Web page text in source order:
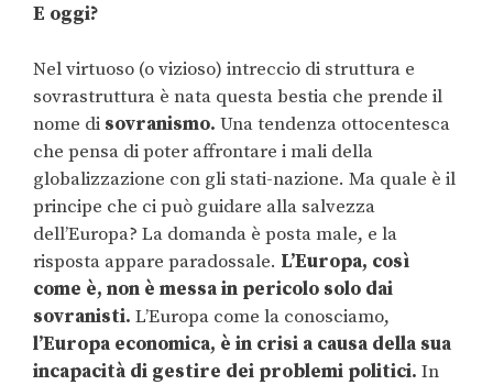
E oggi?
Nel virtuoso (o vizioso) intreccio di struttura e
sovrastruttura è nata questa bestia che prende il
nome di sovranismo. Una tendenza ottocentesca
che pensa di poter affrontare i mali della
globalizzazione con gli stati-nazione. Ma quale è il
principe che ci può guidare alla salvezza
dell’Europa? La domanda è posta male, e la
risposta appare paradossale. L’Europa, così
come è, non è messa in pericolo solo dai
sovranisti. L’Europa come la conosciamo,
l’Europa economica, è in crisi a causa della sua
incapacità di gestire dei problemi politici. In